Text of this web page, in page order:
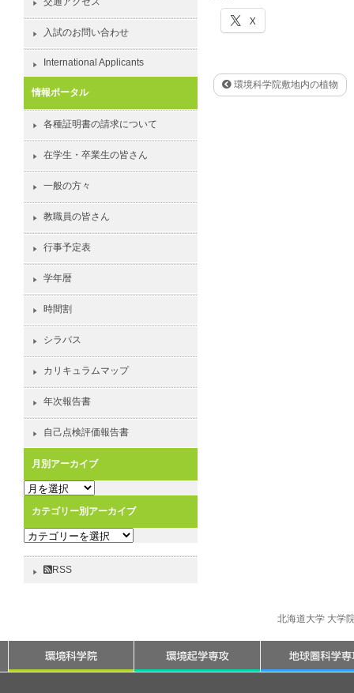
X
環境科学院敷地内の植物
入試のお問い合わせ
International Applicants
情報ポータル
各種証明書の請求について
在学生・卒業生の皆さん
一般の方々
教職員の皆さん
行事予定表
学年暦
時間割
シラバス
カリキュラムマップ
年次報告書
自己点検評価報告書
月別アーカイブ
月
ー
カ
イ
カテゴリー別アーカイブ
カ
ゴ
カ
RSS
北海道大学 大学